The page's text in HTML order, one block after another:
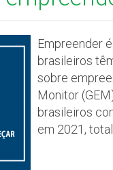
Empreender
brasileiros
sobre
Monitor
brasileiros
em 2021,